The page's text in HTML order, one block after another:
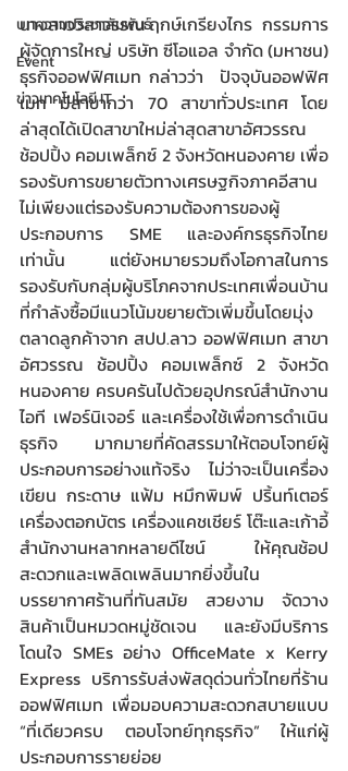
บทความประชาสัมพันธ์
Event
ข่าวเทคโนโลยี IT
นางสาววิลาวรรณ ฤกษ์เกรียงไกร  กรรมการ
ผู้จัดการใหญ่ บริษัท ซีโอแอล จำกัด (มหาชน)
ธุรกิจออฟฟิศเมท กล่าวว่า  ปัจจุบันออฟฟิศ
เมท มีสาขากว่า 70 สาขาทั่วประเทศ โดย
ล่าสุดได้เปิดสาขาใหม่ล่าสุดสาขาอัศวรรณ
ช้อปปิ้ง คอมเพล็กซ์ 2 จังหวัดหนองคาย เพื่อ
รองรับการขยายตัวทางเศรษฐกิจภาคอีสาน
ไม่เพียงแต่รองรับความต้องการของผู้
ประกอบการ SME และองค์กรธุรกิจไทย
เท่านั้น แต่ยังหมายรวมถึงโอกาสในการ
รองรับกับกลุ่มผู้บริโภคจากประเทศเพื่อนบ้าน
ที่กำลังซื้อมีแนวโน้มขยายตัวเพิ่มขึ้นโดยมุ่ง
ตลาดลูกค้าจาก สปป.ลาว ออฟฟิศเมท สาขา
อัศวรรณ ช้อปปิ้ง คอมเพล็กซ์ 2 จังหวัด
หนองคาย ครบครันไปด้วยอุปกรณ์สำนักงาน
ไอที เฟอร์นิเจอร์ และเครื่องใช้เพื่อการดำเนิน
ธุรกิจ มากมายที่คัดสรรมาให้ตอบโจทย์ผู้
ประกอบการอย่างแท้จริง  ไม่ว่าจะเป็นเครื่อง
เขียน กระดาษ แฟ้ม หมึกพิมพ์ ปริ้นท์เตอร์
เครื่องตอกบัตร เครื่องแคชเชียร์ โต๊ะและเก้าอี้
สำนักงานหลากหลายดีไซน์ ให้คุณช้อป
สะดวกและเพลิดเพลินมากยิ่งขึ้นใน
บรรยากาศร้านที่ทันสมัย สวยงาม จัดวาง
สินค้าเป็นหมวดหมู่ชัดเจน และยังมีบริการ
โดนใจ SMEs อย่าง OfficeMate x Kerry
Express บริการรับส่งพัสดุด่วนทั่วไทยที่ร้าน
ออฟฟิศเมท เพื่อมอบความสะดวกสบายแบบ
“ที่เดียวครบ ตอบโจทย์ทุกธุรกิจ” ให้แก่ผู้
ประกอบการรายย่อย